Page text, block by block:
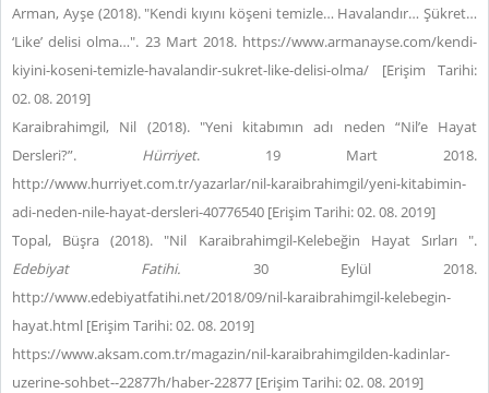
Arman, Ayşe (2018). "Kendi kıyını köşeni temizle… Havalandır… Şükret…
‘Like’ delisi olma…". 23 Mart 2018. https://www.armanayse.com/kendi-
kiyini-koseni-temizle-havalandir-sukret-like-delisi-olma/ [Erişim Tarihi:
02. 08. 2019]
Karaibrahimgil, Nil (2018). "Yeni kitabımın adı neden “Nil’e Hayat
Dersleri?”. Hürriyet. 19 Mart 2018.
http://www.hurriyet.com.tr/yazarlar/nil-karaibrahimgil/yeni-kitabimin-
adi-neden-nile-hayat-dersleri-40776540 [Erişim Tarihi: 02. 08. 2019]
Topal, Büşra (2018). "Nil Karaibrahimgil-Kelebeğin Hayat Sırları ".
Edebiyat Fatihi. 30 Eylül 2018.
http://www.edebiyatfatihi.net/2018/09/nil-karaibrahimgil-kelebegin-
hayat.html [Erişim Tarihi: 02. 08. 2019]
https://www.aksam.com.tr/magazin/nil-karaibrahimgilden-kadinlar-
uzerine-sohbet--22877h/haber-22877 [Erişim Tarihi: 02. 08. 2019]